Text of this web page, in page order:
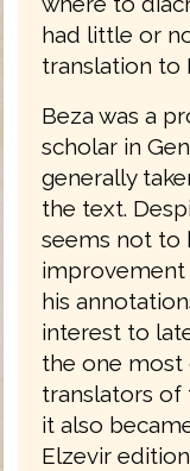
had little or
translation to
Beza was a
scholar in
generally
the text.
seems not to
his
interest to
the one
translators of
it also
Elzevir